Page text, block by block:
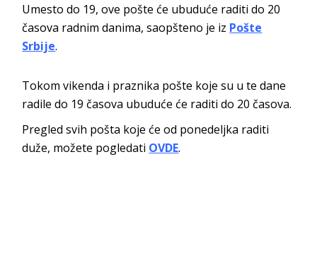
Umesto do 19, ove pošte će ubuduće raditi do 20
časova radnim danima, saopšteno je iz Pošte
Srbije.
Tokom vikenda i praznika pošte koje su u te dane
radile do 19 časova ubuduće će raditi do 20 časova.
Pregled svih pošta koje će od ponedeljka raditi
duže, možete pogledati OVDE.